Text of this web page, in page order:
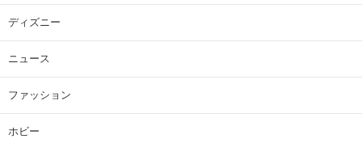
ディズニー
ニュース
ファッション
ホビー